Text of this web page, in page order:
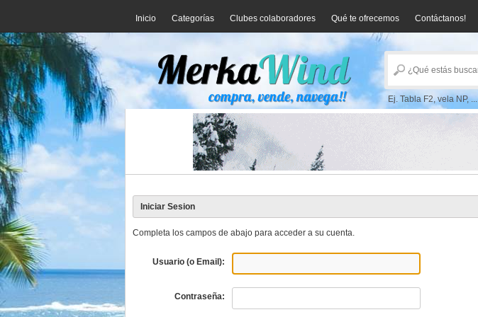
Inicio Categorías Clubes colaboradores Qué te ofrecemos Contáctanos!
Ej. Tabla F2, vela NP, ...
Iniciar Sesion
Completa los campos de abajo para acceder a su cuenta.
Usuario (o Email):
Contraseña: